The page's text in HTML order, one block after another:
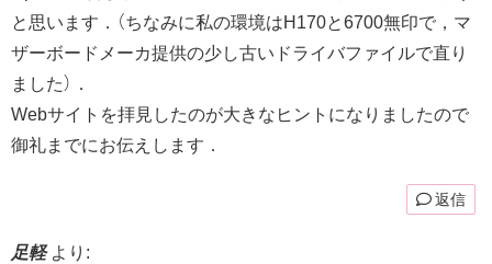
と思います．（ちなみに私の環境はH170と6700無印で，マ
ザーボードメーカ提供の少し古いドライバファイルで直り
ました）．
Webサイトを拝見したのが大きなヒントになりましたので
御礼までにお伝えします．
返信
足軽 より: